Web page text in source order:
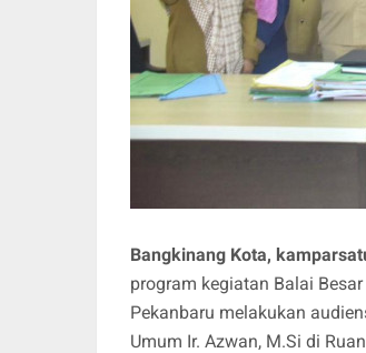
Bangkinang Kota,
program kegiatan Balai
Pekanbaru melakukan
Umum Ir. Azwan, M.Si di